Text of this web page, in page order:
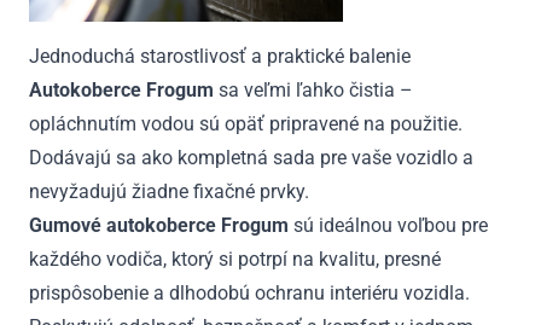
Jednoduchá starostlivosť a praktické balenie
Autokoberce Frogum sa veľmi ľahko čistia –
opláchnutím vodou sú opäť pripravené na použitie.
Dodávajú sa ako kompletná sada pre vaše vozidlo a
nevyžadujú žiadne fixačné prvky.
Gumové autokoberce Frogum sú ideálnou voľbou pre
každého vodiča, ktorý si potrpí na kvalitu, presné
prispôsobenie a dlhodobú ochranu interiéru vozidla.